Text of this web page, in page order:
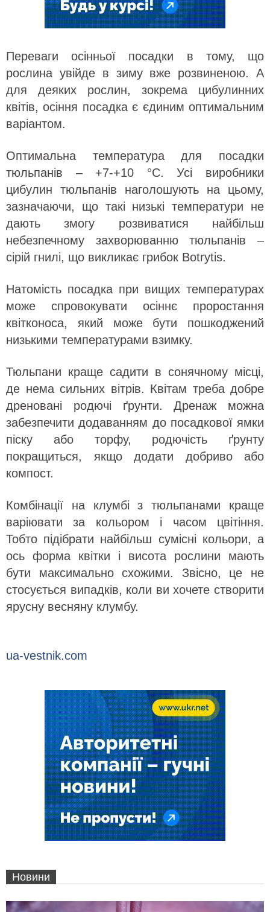
Переваги осінньої посадки в тому, що
рослина увійде в зиму вже розвиненою. А
для деяких рослин, зокрема цибулинних
квітів, осіння посадка є єдиним оптимальним
варіантом.
Оптимальна температура для посадки
тюльпанів – +7-+10 °С. Усі виробники
цибулин тюльпанів наголошують на цьому,
зазначаючи, що такі низькі температури не
дають змогу розвиватися найбільш
небезпечному захворюванню тюльпанів –
сірій гнилі, що викликає грибок Botrytis.
Натомість посадка при вищих температурах
може спровокувати осіннє проростання
квітконоса, який може бути пошкоджений
низькими температурами взимку.
Тюльпани краще садити в сонячному місці,
де нема сильних вітрів. Квітам треба добре
дреновані родючі ґрунти. Дренаж можна
забезпечити додаванням до посадкової ямки
піску або торфу, родючість ґрунту
покращиться, якщо додати добриво або
компост.
Комбінації на клумбі з тюльпанами краще
варіювати за кольором і часом цвітіння.
Тобто підібрати найбільш сумісні кольори, а
ось форма квітки і висота рослини мають
бути максимально схожими. Звісно, це не
стосується випадків, коли ви хочете створити
ярусну весняну клумбу.
ua-vestnik.com
Новини